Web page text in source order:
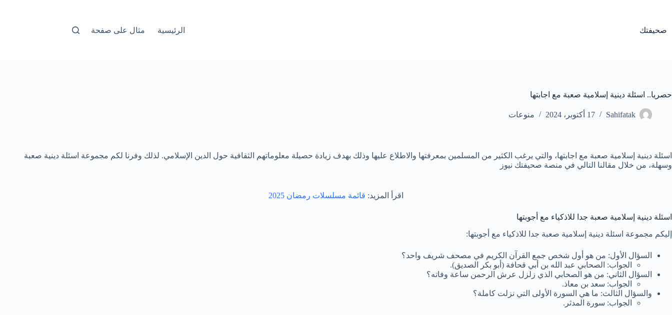
صحيفتك الرئيسية مثال على صفحة
حصريا.. اسئلة دينية إسلامية صعبة مع اجابتها
Sahifatak 17 أكتوبر، 2024 منوعات
اسئلة دينية إسلامية صعبة مع اجابتها، والتي يرغب الكثير من المسلمين بمعرفتها والاطلاع عليها وذلك بهدف زيادة حصيلة معلوماتهم الثقافية حول الدين الإسلامي. لذلك وفرنا لكم مجموعة اسئلة دينية صعبة
وسهلة، من خلال مقالنا التالي في منصة صحيفتك نيوز
اقرأ المزيد: قائمة مسلسلات رمضان 2025
اسئلة دينية إسلامية صعبة جدا للاذكياء مع أجوبتها
إليكم مجموعة اسئلة دينية إسلامية صعبة جدا للاذكياء مع أجوبتها:
السؤال الأول: من هو أول شخص جمع القرآن الكريم في مصحف شريف واحد؟
الجواب: الصحابي عبد الله بن أبي قحافة (أبو بكر الصديق).
السؤال الثاني: من هو الصحابي الذي زلزل عرش الرحمن ساعة وفاته؟
الجواب: سعد بن معاذ.
والسؤال الثالث: ما هي السورة الأولى التي نزلت كاملة؟
الجواب: سورة المدثر.